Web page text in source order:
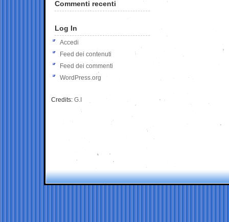
Commenti recenti
Log In
Accedi
Feed dei contenuti
Feed dei commenti
WordPress.org
Credits: G.I